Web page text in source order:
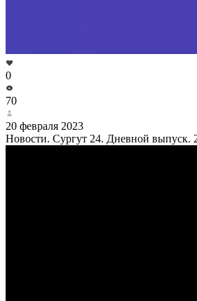
0
70
20 февраля 2023
Новости. Сургут 24. Дневной выпуск.